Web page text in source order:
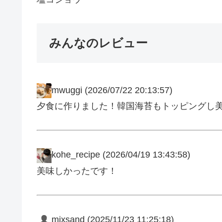
みんなのレビュー
mwuggi (2026/07/22 20:13:57)
夕食に作りました！韓国海苔もトッピングし
kohe_recipe (2026/04/19 13:43:58)
美味しかったです！
mixsand (2025/11/23 11:25:18)